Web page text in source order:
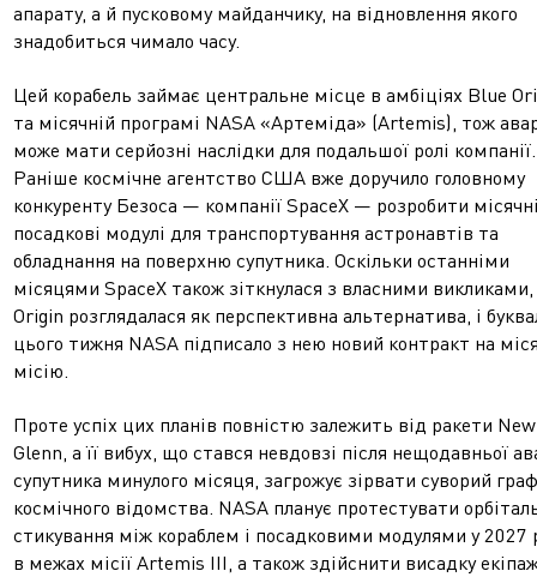
апарату, а й пусковому майданчику, на відновлення якого
знадобиться чимало часу.
Цей корабель займає центральне місце в амбіціях Blue
та місячній програмі NASA «Артеміда» (Artemis), тож
може мати серйозні наслідки для подальшої ролі компанії.
Раніше космічне агентство США вже доручило головному
конкуренту Безоса — компанії SpaceX — розробити
посадкові модулі для транспортування астронавтів та
обладнання на поверхню супутника. Оскільки останніми
місяцями SpaceX також зіткнулася з власними
Origin розглядалася як перспективна альтернатива, і
цього тижня NASA підписало з нею новий контракт на
місію.
Проте успіх цих планів повністю залежить від ракети New
Glenn, а її вибух, що стався невдовзі після нещодавньої
супутника минулого місяця, загрожує зірвати суворий
космічного відомства. NASA планує протестувати
стикування між кораблем і посадковими модулями у 2027
в межах місії Artemis III, а також здійснити висадку